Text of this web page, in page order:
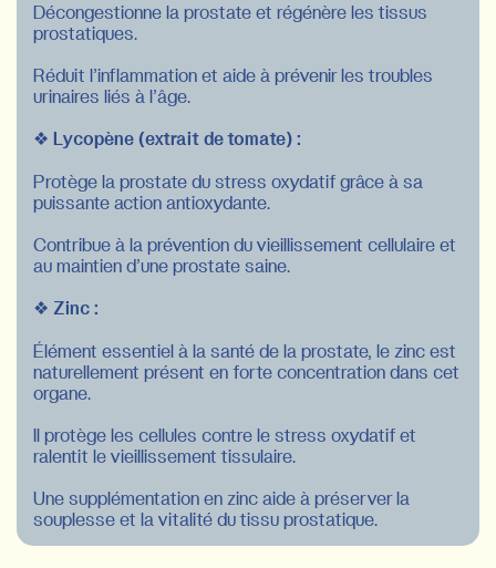
Décongestionne la prostate et régénère les tissus
prostatiques.
Réduit l’inflammation et aide à prévenir les troubles
urinaires liés à l’âge.
❖ Lycopène (extrait de tomate) :
Protège la prostate du stress oxydatif grâce à sa
puissante action antioxydante.
Contribue à la prévention du vieillissement cellulaire et
au maintien d’une prostate saine.
❖ Zinc :
Élément essentiel à la santé de la prostate, le zinc est
naturellement présent en forte concentration dans cet
organe.
Il protège les cellules contre le stress oxydatif et
ralentit le vieillissement tissulaire.
Une supplémentation en zinc aide à préserver la
souplesse et la vitalité du tissu prostatique.